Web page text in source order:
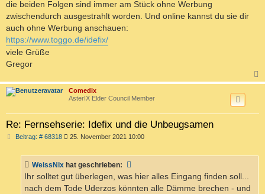
die beiden Folgen sind immer am Stück ohne Werbung
zwischendurch ausgestrahlt worden. Und online kannst du sie dir
auch ohne Werbung anschauen:
https://www.toggo.de/idefix/
viele Grüße
Gregor
a
Comedix
AsterIX Elder Council Member
Re: Fernsehserie: Idefix und die Unbeugsamen
Beitrag: # 68318B
r
a
g
25. November 2021 10:00
WeissNix hat geschrieben:
Ihr solltet gut überlegen, was hier alles Eingang finden soll...
nach dem Tode Uderzos könnten alle Dämme brechen - und